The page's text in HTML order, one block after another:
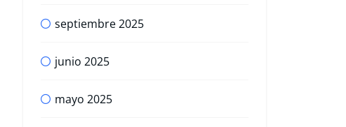
septiembre 2025
junio 2025
mayo 2025